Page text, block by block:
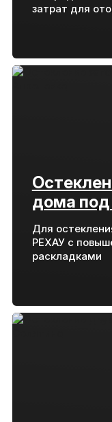
затрат для
дома под
Для
РЕХАУ с
раскладками